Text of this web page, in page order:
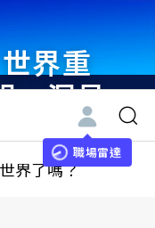
世界重
・洞見
來 與
界領袖
職場雷達
界了嗎？